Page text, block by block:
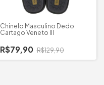
Chinelo Masculino Dedo
Cartago Veneto III
R$79,90 R$129,90